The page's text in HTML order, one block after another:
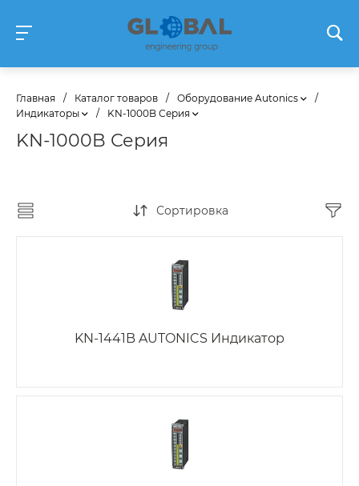
Главная / Каталог товаров / Оборудование Autonics
/
Индикаторы
/ KN-1000B Серия
KN-1000B Серия
Сортировка
KN-1441B AUTONICS Индикатор